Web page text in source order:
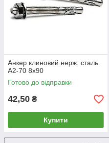
Анкер клиновий нерж. сталь
А2-70 8х90
Готово до відправки
42,50 ₴
Купити